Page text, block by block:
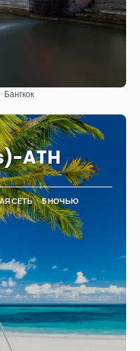
Бангкок
ATH
СЕТЬ 5 НОЧЬЮ